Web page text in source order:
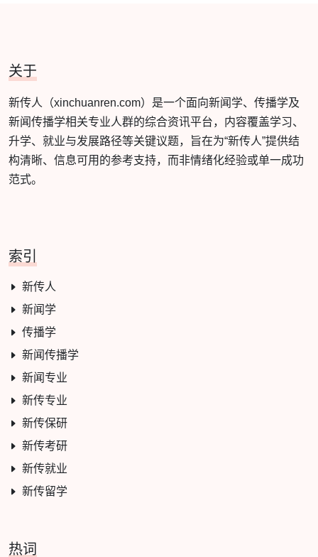
关于
新传人（xinchuanren.com）是一个面向新闻学、传播学及
新闻传播学相关专业人群的综合资讯平台，内容覆盖学习、
升学、就业与发展路径等关键议题，旨在为“新传人”提供结
构清晰、信息可用的参考支持，而非情绪化经验或单一成功
范式。
索引
新传人
新闻学
传播学
新闻传播学
新闻专业
新传专业
新传保研
新传考研
新传就业
新传留学
热词